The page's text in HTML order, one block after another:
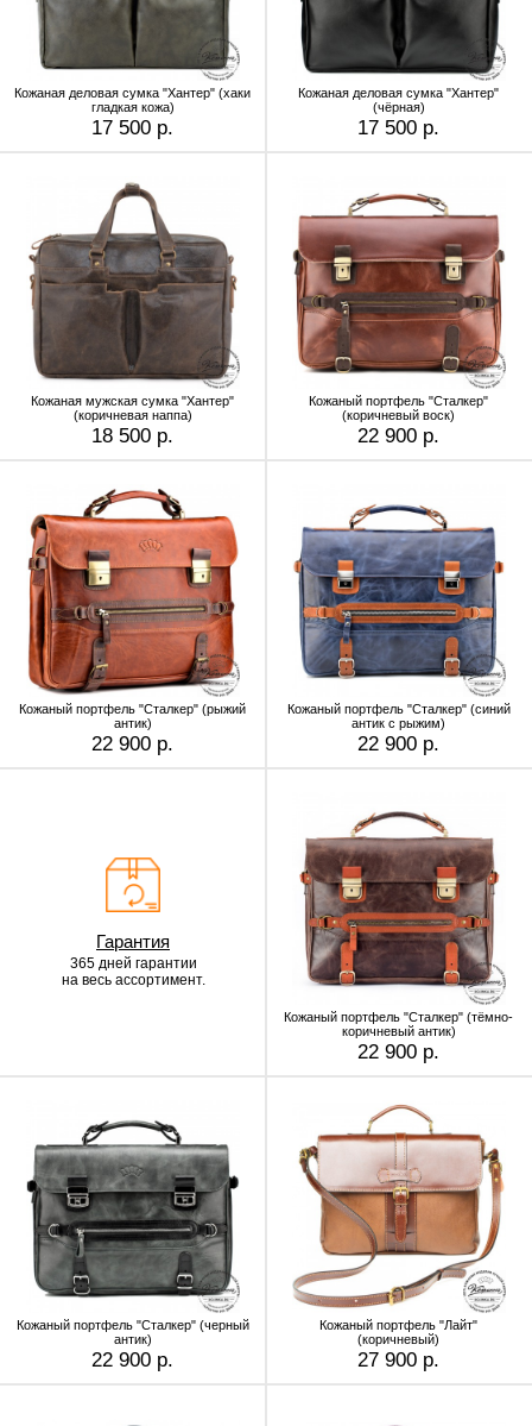
Кожаная деловая сумка "Хантер" (хаки
гладкая кожа)
17 500 р.
Кожаная деловая сумка "Хантер"
(чёрная)
17 500 р.
Кожаная мужская сумка "Хантер"
(коричневая наппа)
18 500 р.
Кожаный портфель "Сталкер"
(коричневый воск)
22 900 р.
Кожаный портфель "Сталкер" (рыжий
антик)
22 900 р.
Кожаный портфель "Сталкер" (синий
антик с рыжим)
22 900 р.
Гарантия
365 дней гарантии
на весь ассортимент.
Кожаный портфель "Сталкер" (тёмно-
коричневый антик)
22 900 р.
Кожаный портфель "Сталкер" (черный
антик)
22 900 р.
Кожаный портфель "Лайт"
(коричневый)
27 900 р.